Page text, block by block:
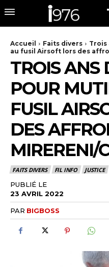
Accueil Faits divers
Trois
au fusil Airsoft lors des
TROIS ANS
POUR
FUSIL
DES
MIRERENI/
FAITS DIVERS FIL INFO JUSTICE
PUBLIÉ LE
23 AVRIL 2022
PAR BIGBOSS